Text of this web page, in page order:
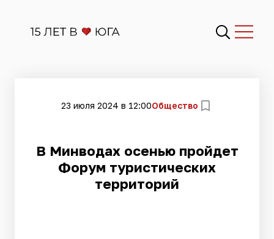
23 июля 2024 в 12:00Общество
В Минводах осенью пройдет
Форум туристических
территорий